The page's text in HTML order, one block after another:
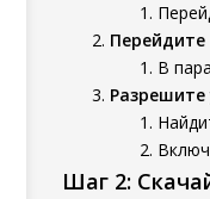
Перейдите
В
Разрешите
Шаг 2: